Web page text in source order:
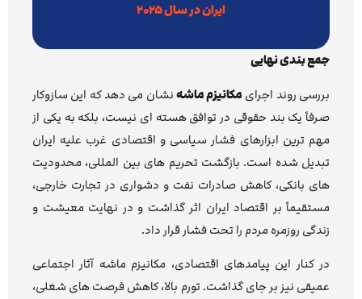
ایران در سال ۲۰۲۵
جمع بندی نهایی
بررسی روند اجرای مکانیزم ماشهنشان می دهد که این سازوکار
صرفاً یک بند حقوقی در توافق هسته ای نیست، بلکه به یکی از
مهم ترین ابزارهای فشار سیاسی و اقتصادی غرب علیه ایران
تبدیل شده است. بازگشت تحریم های بین المللی، محدودیت
های بانکی، کاهش صادرات نفت و دشواری در تجارت خارجی،
مستقیماً بر اقتصاد ایران اثر گذاشت و در نهایت معیشت و
زندگی روزمره مردم را تحت فشار قرار داد.
در کنار این پیامدهای اقتصادی، مکانیزم ماشه آثار اجتماعی
عمیقی نیز بر جای گذاشت. تورم بالا، کاهش فرصت های شغلی،